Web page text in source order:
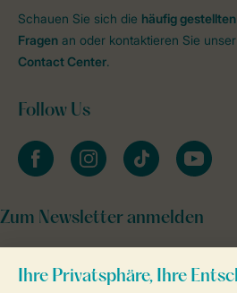
Schauen Sie sich die häufig gestellten
Fragen an oder kontaktieren Sie unser
Contact Center.
Follow Us
facebookinstagramtiktok youtube
Zum Newsletter anmelden